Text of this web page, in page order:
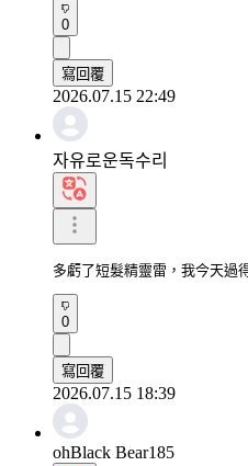
0
寫回覆
2026.07.15 22:49
자유로운독수리
多虧了短髮精靈雷，我今天過
0
寫回覆
2026.07.15 18:39
ohBlack Bear185